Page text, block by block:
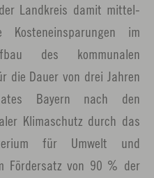
Landkreis damit mittel-
im
des kommunalen
die Dauer von drei Jahren
Bayern nach den
Klimaschutz durch das
für Umwelt und
Fördersatz von 90 % der